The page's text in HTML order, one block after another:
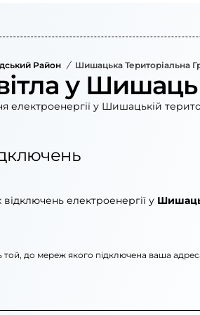
Район / Шишацька Територіальна
у
електроенергії у Шишацькій
електроенергії у
той, до мереж якого підключена ваша